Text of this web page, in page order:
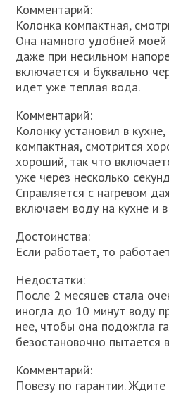
Комментарий:
Колонка компактная,
Она намного удобней
даже при несильном
включается и буквально
идет уже теплая вода.
Комментарий:
Колонку установил в
компактная, смотрится
хороший, так что
уже через несколько
Справляется с нагревом
включаем воду на кухне и
Достоинства:
Если работает, то
Недостатки:
После 2 месяцев стала
иногда до 10 минут воду
нее, чтобы она подожгла
безостановочно пытается
Комментарий:
Повезу по гарантии.